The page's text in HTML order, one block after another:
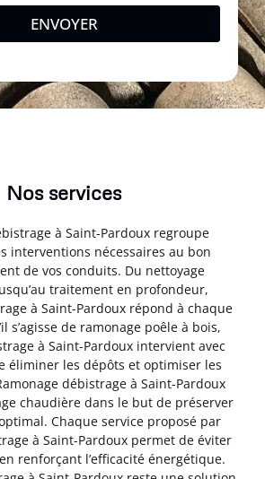
ENVOYER
Nos services
à Saint-Pardoux regroupe
interventions nécessaires au bon
de vos conduits. Du nettoyage
traitement en profondeur,
à Saint-Pardoux répond à chaque
s’agisse de ramonage poêle à bois,
à Saint-Pardoux intervient avec
éliminer les dépôts et optimiser les
débistrage à Saint-Pardoux
chaudière dans le but de préserver
Chaque service proposé par
à Saint-Pardoux permet de éviter
renforçant l’efficacité énergétique.